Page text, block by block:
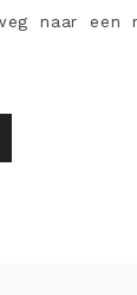
naar een